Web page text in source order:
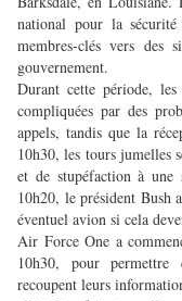
national pour la
membres-clés vers des
gouvernement.
Durant cette période,
compliquées par des
appels, tandis que la
10h30, les tours jumelles
et de stupéfaction à une
10h20, le président Bush
éventuel avion si cela
Air Force One a
10h30, pour permettre
recoupent leurs